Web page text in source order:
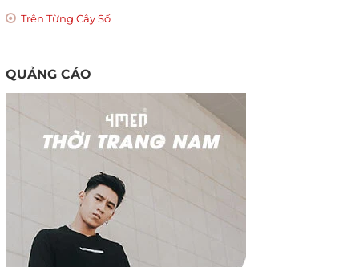
Trên Từng Cây Số
QUẢNG CÁO